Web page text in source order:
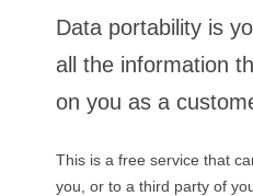
Data portability is
all the information
on you as a
This is a free service that
you, or to a third party of